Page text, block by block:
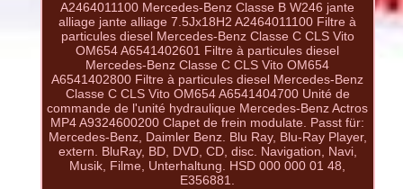
A2464011100 Mercedes-Benz Classe B W246 jante
alliage jante alliage 7.5Jx18H2 A2464011100 Filtre à
particules diesel Mercedes-Benz Classe C CLS Vito
OM654 A6541402601 Filtre à particules diesel
Mercedes-Benz Classe C CLS Vito OM654
A6541402800 Filtre à particules diesel Mercedes-Benz
Classe C CLS Vito OM654 A6541404700 Unité de
commande de l'unité hydraulique Mercedes-Benz Actros
MP4 A9324600200 Clapet de frein modulate. Passt für:
Mercedes-Benz, Daimler Benz. Blu Ray, Blu-Ray Player,
extern. BluRay, BD, DVD, CD, disc. Navigation, Navi,
Musik, Filme, Unterhaltung. HSD 000 000 01 48,
E356881.